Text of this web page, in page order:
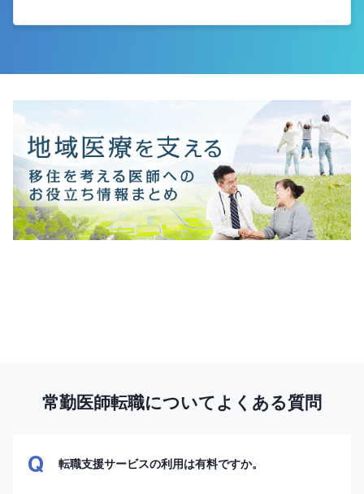
常勤医師転職についてよくある質問
転職支援サービスの利用は有料ですか。